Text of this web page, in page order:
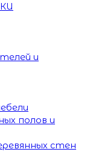
и
полов и
стен